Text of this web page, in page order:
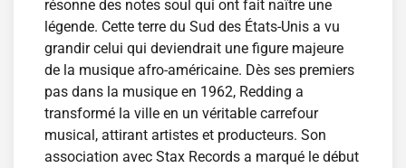
résonne des notes soul qui ont fait naître une
légende. Cette terre du Sud des États-Unis a vu
grandir celui qui deviendrait une figure majeure
de la musique afro-américaine. Dès ses premiers
pas dans la musique en 1962, Redding a
transformé la ville en un véritable carrefour
musical, attirant artistes et producteurs. Son
association avec Stax Records a marqué le début